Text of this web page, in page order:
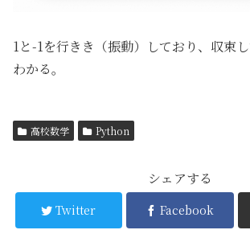
1と-1を行きき（振動）しており、収束
わかる。
高校数学 Python
シェアする
Twitter Facebook